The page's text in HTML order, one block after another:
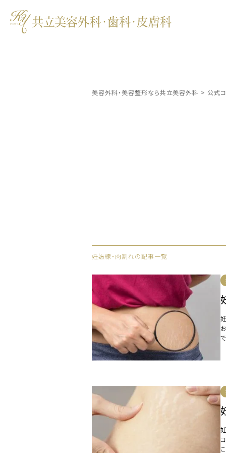
美容外科・美容整形なら共立美容外科 > 公式
妊娠線・肉割れの記事一覧